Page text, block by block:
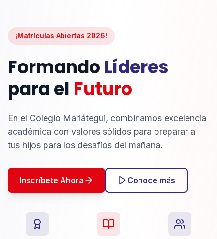
¡Matrículas Abiertas 2026!
Formando Líderes
para el Futuro
En el Colegio Mariátegui, combinamos excelencia
académica con valores sólidos para preparar a
tus hijos para los desafíos del mañana.
Inscríbete Ahora Conoce más